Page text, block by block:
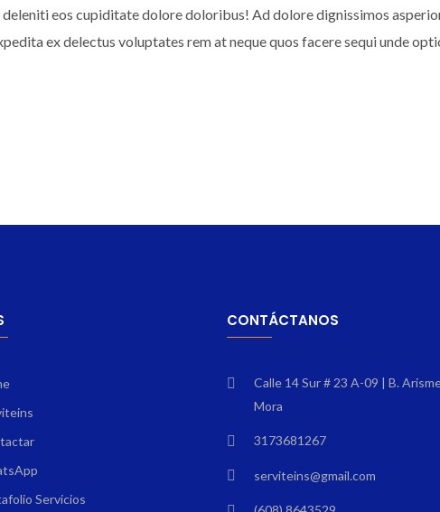
eos cupiditate dolore doloribus! Ad dolore dignissimos
ex delectus voluptates rem at neque quos facere sequi unde
Servicios
CONTÁCTANOS
Calle 14 Sur # 23 A-09 | B.
Mora
3173681267
serviteins@gmail.com